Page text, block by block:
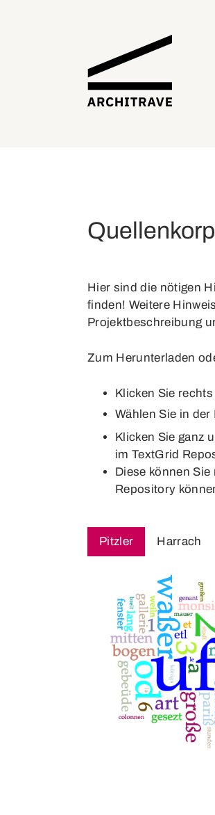
Hier sind die nötigen
finden! Weitere
Projektbeschreibung
Zum Herunterladen
Klicken Sie rechts
Wählen Sie in
Klicken Sie ganz
im TextGrid
Diese können
Repository
Pitzler Harrach